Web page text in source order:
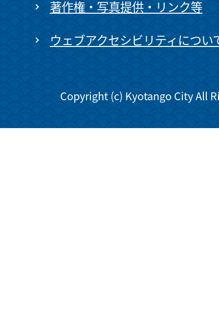
著作権・写真提供・リンク等
ウェブアクセシビリティについ
Copyright (c) Kyotango City All